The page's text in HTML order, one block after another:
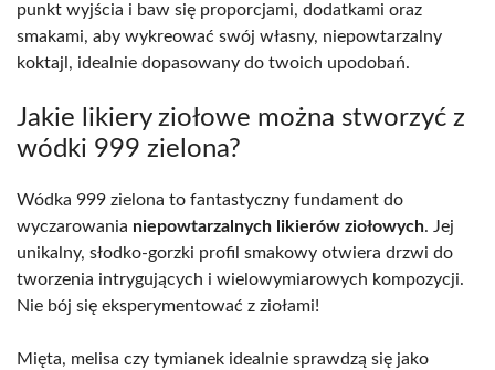
punkt wyjścia i baw się proporcjami, dodatkami oraz
smakami, aby wykreować swój własny, niepowtarzalny
koktajl, idealnie dopasowany do twoich upodobań.
Jakie likiery ziołowe można stworzyć z
wódki 999 zielona?
Wódka 999 zielona to fantastyczny fundament do
wyczarowania niepowtarzalnych likierów ziołowych. Jej
unikalny, słodko-gorzki profil smakowy otwiera drzwi do
tworzenia intrygujących i wielowymiarowych kompozycji.
Nie bój się eksperymentować z ziołami!
Mięta, melisa czy tymianek idealnie sprawdzą się jako